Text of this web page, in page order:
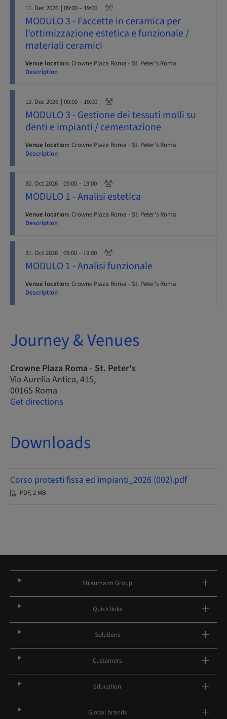
11. Dec 2026 | 09:00 – 19:00
MODULO 3 - Faccette in ceramica per
l'ottimizzazione estetica e funzionale /
materiali ceramici
Venue location: Crowne Plaza Roma - St. Peter's Roma
Description
12. Dec 2026 | 09:00 – 19:00
MODULO 3 - Gestione dei tessuti molli su
denti e impianti / cementazione
Venue location: Crowne Plaza Roma - St. Peter's Roma
Description
30. Oct 2026 | 09:00 – 19:00
MODULO 1 - Analisi estetica
Venue location: Crowne Plaza Roma - St. Peter's Roma
Description
31. Oct 2026 | 09:00 – 19:00
MODULO 1 - Analisi funzionale
Venue location: Crowne Plaza Roma - St. Peter's Roma
Description
Journey & Venues
Crowne Plaza Roma - St. Peter's
Via Aurelia Antica, 415,
00165 Roma
Get directions
Downloads
Corso protesti fissa ed impianti_2026 (002).pdf
PDF, 2 MB
Straumann Group
Quick links
Solutions
Customers
Education
Global brands